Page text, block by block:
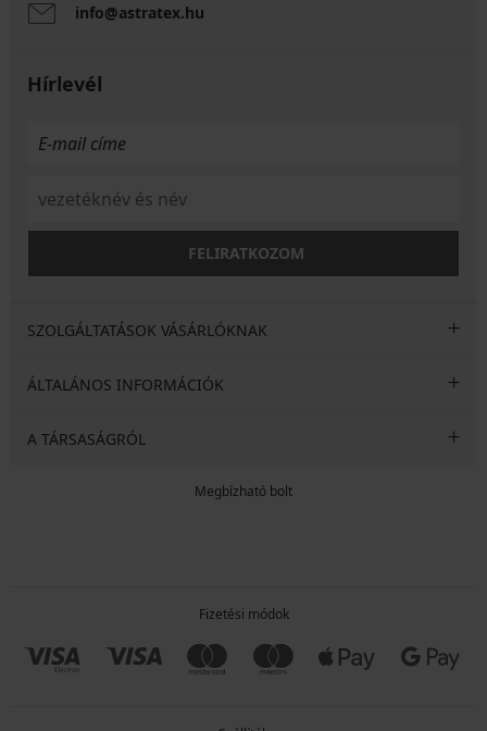
info@astratex.hu
Hírlevél
FELIRATKOZOM
SZOLGÁLTATÁSOK VÁSÁRLÓKNAK
ÁLTALÁNOS INFORMÁCIÓK
A TÁRSASÁGRÓL
Megbízható bolt
Fizetési módok